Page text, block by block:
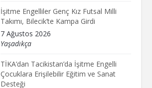
İşitme Engelliler Genç Kız Futsal Milli
Takımı, Bilecik’te Kampa Girdi
7 Ağustos 2026
Yaşadıkça
TİKA’dan Tacikistan’da İşitme Engelli
Çocuklara Erişilebilir Eğitim ve Sanat
Desteği